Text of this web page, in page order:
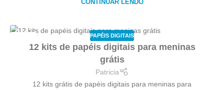
CONTINUAR LENDO
MAIO
PAPÉIS DIGITAIS
12 kits de papéis digitais para meninas
grátis
Patricia
12 kits grátis de papéis digitais para meninas para